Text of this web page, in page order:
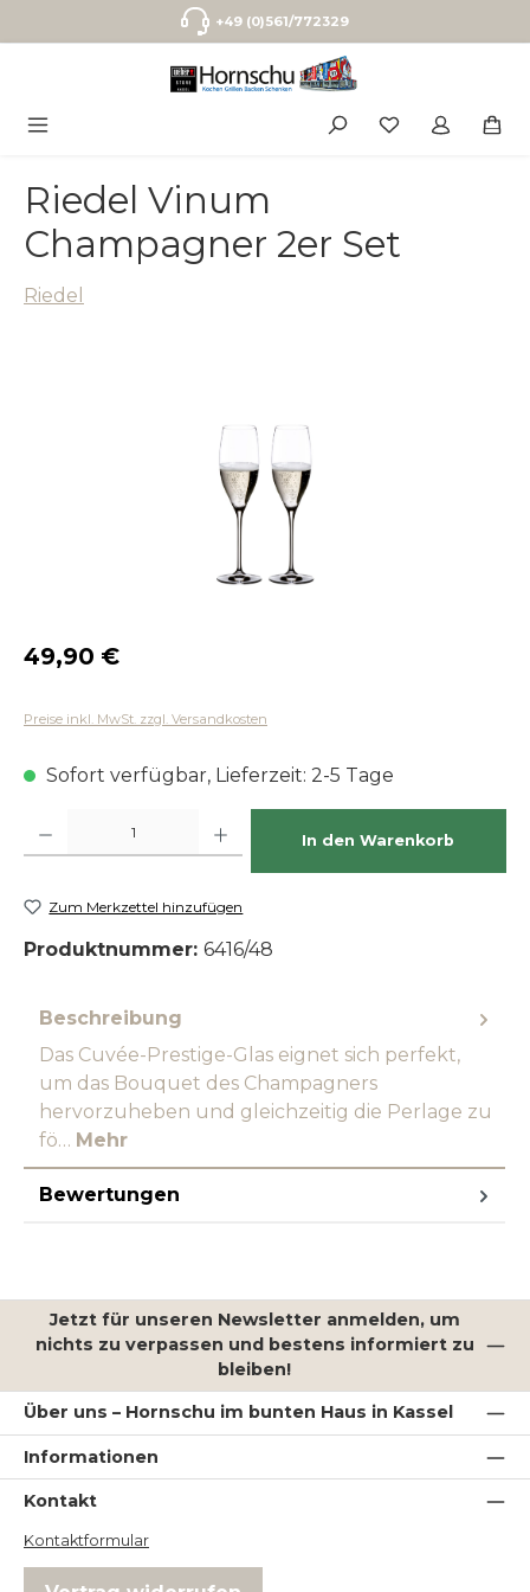
Zum Hauptinhalt springen+49 (0)561/772329
Riedel Vinum
Champagner 2er Set
Riedel
Regulärer Preis:
49,90 €
Preise inkl. MwSt. zzgl. Versandkosten
Sofort verfügbar, Lieferzeit: 2-5 Tage
In den Warenkorb
Zum Merkzettel hinzufügen
Produktnummer: 6416/48
Beschreibung
Das Cuvée-Prestige-Glas eignet sich perfekt,
um das Bouquet des Champagners
hervorzuheben und gleichzeitig die Perlage zu
fö… Mehr
Bewertungen
Jetzt für unseren Newsletter anmelden, um
nichts zu verpassen und bestens informiert zu
bleiben!
Über uns – Hornschu im bunten Haus in Kassel
Informationen
Kontakt
Kontaktformular